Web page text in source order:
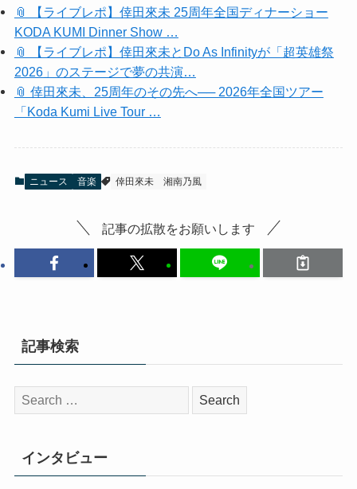
📎 【ライブレポ】倖田來未 25周年全国ディナーショー
KODA KUMI Dinner Show …
📎 【ライブレポ】倖田來未とDo As Infinityが「超英雄祭
2026」のステージで夢の共演…
📎 倖田來未、25周年のその先へ── 2026年全国ツアー
「Koda Kumi Live Tour …
ニュース 音楽 倖田來未 湘南乃風
記事の拡散をお願いします
記事検索
検
索:
インタビュー